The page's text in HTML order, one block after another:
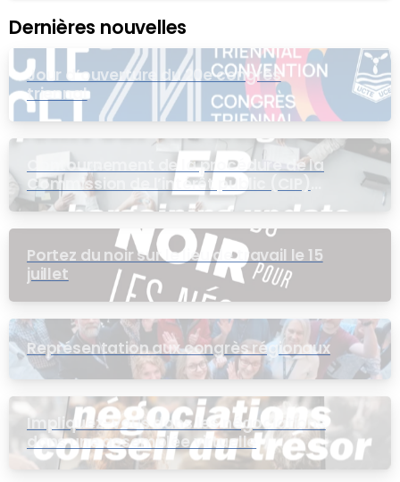
Dernières nouvelles
Jour d’ouverture du 20e congrès
triennal
Contournement de la procédure de la
Commission de l’intérêt public (CIP)
pour le groupe EB
Portez du noir sur le lieu de travail le 15
juillet
Représentation aux congrès régionaux
Impliquez-vous dans les négociations
dans une assemblée virtuelle